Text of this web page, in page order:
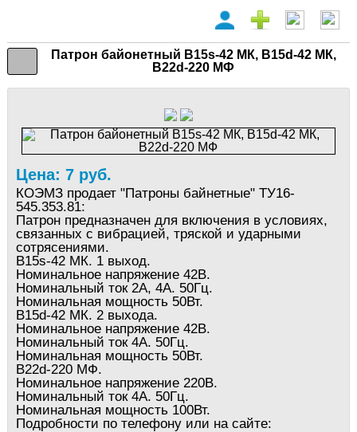
Патрон байонетный В15s-42 МК, В15d-42 МК,
B22d-220 МФ
Цена: 7 руб.
КОЭМЗ продает "Патроны байнетные" ТУ16-
545.353.81:
Патрон предназначен для включения в условиях,
связанных с вибрацией, тряской и ударными
сотрясениями.
В15s-42 МК. 1 выход.
Номинальное напряжение 42В.
Номинальный ток 2А, 4А. 50Гц.
Номинальная мощность 50Вт.
В15d-42 МК. 2 выхода.
Номинальное напряжение 42В.
Номинальный ток 4А. 50Гц.
Номинальная мощность 50Вт.
B22d-220 МФ.
Номинальное напряжение 220В.
Номинальный ток 4А. 50Гц.
Номинальная мощность 100Вт.
Подробности по телефону или на сайте: